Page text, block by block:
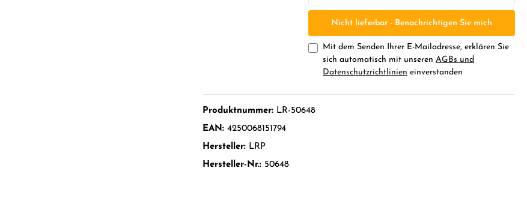
Nicht lieferbar - Benachrichtigen Sie mich
Mit dem Senden Ihrer E-Mailadresse, erklären Sie
sich automatisch mit unseren AGBs und
Datenschutzrichtlinien einverstanden
Produktnummer: LR-50648
EAN: 4250068151794
Hersteller: LRP
Hersteller-Nr.: 50648